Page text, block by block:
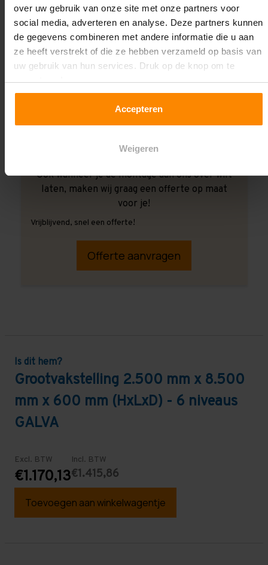
over uw gebruik van onze site met onze partners voor
social media, adverteren en analyse. Deze partners kunnen
de gegevens combineren met andere informatie die u aan
ze heeft verstrekt of die ze hebben verzameld op basis van
uw gebruik van hun services. Druk op de knop om te
accepteren!
Accepteren
Weigeren
Ook wanneer je de montage aan ons over wilt
laten, maken wij graag een offerte op maat
voor je!
Vrijblijvend, snel een offerte!
Offerte aanvragen
Is dit hem?
Grootvakstelling 2.500 mm x 8.500
mm x 600 mm (HxLxD) - 6 niveaus
GALVA
Excl. BTW
€1.170,13
Incl. BTW
€1.415,86
Toevoegen aan winkelwagentje